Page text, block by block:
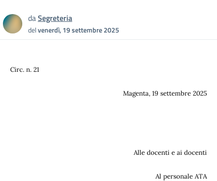
daSegreteria
delvenerdì, 19 settembre 2025
Circ. n. 21
Magenta, 19 settembre 2025
Alle docenti e ai docenti
Al personale ATA